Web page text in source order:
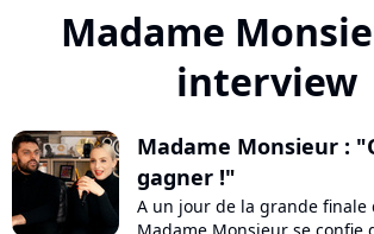
Madame
interview
Madame Monsieur :
gagner !"
A un jour de la grande finale